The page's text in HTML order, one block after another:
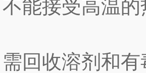
接受高温的
收溶剂和有